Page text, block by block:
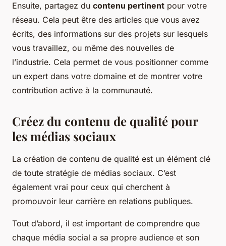
Ensuite, partagez du contenu pertinent pour votre
réseau. Cela peut être des articles que vous avez
écrits, des informations sur des projets sur lesquels
vous travaillez, ou même des nouvelles de
l’industrie. Cela permet de vous positionner comme
un expert dans votre domaine et de montrer votre
contribution active à la communauté.
Créez du contenu de qualité pour
les médias sociaux
La création de contenu de qualité est un élément clé
de toute stratégie de médias sociaux. C’est
également vrai pour ceux qui cherchent à
promouvoir leur carrière en relations publiques.
Tout d’abord, il est important de comprendre que
chaque média social a sa propre audience et son